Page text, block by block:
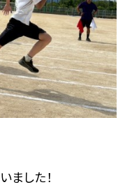
ました！